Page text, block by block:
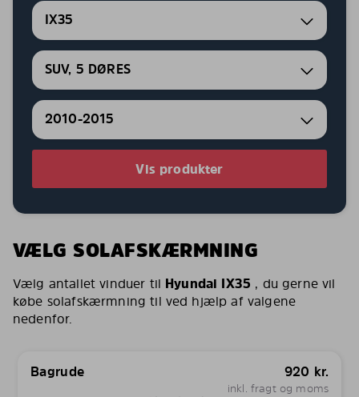
IX35
SUV, 5 DØRES
2010-2015
Vis produkter
VÆLG SOLAFSKÆRMNING
Vælg antallet vinduer til Hyundai IX35 , du gerne vil
købe solafskærmning til ved hjælp af valgene
nedenfor.
Bagrude 920 kr.
inkl. fragt og moms